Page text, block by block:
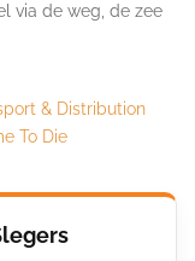
via de weg, de zee
& Distribution
To Die